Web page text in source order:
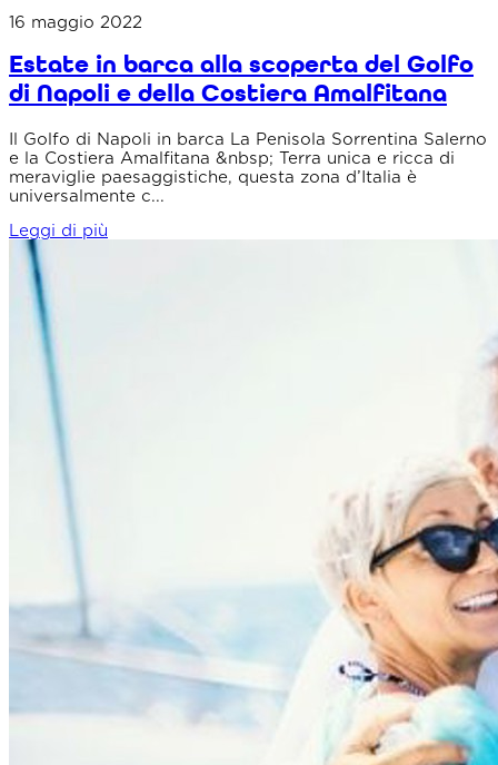
16 maggio 2022
Estate in barca alla scoperta del Golfo
di Napoli e della Costiera Amalfitana
Il Golfo di Napoli in barca La Penisola Sorrentina Salerno
e la Costiera Amalfitana &nbsp; Terra unica e ricca di
meraviglie paesaggistiche, questa zona d’Italia è
universalmente c...
Leggi di più